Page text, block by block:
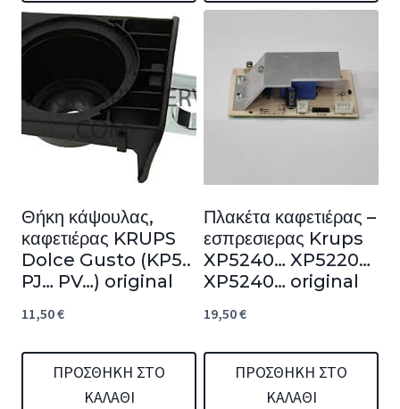
Θήκη κάψουλας,
καφετιέρας KRUPS
Dolce Gusto (KP5..
PJ… PV…) original
11,50€
ΠΡΟΣΘΉΚΗ ΣΤΟ
ΚΑΛΆΘΙ
Πλακέτα καφετιέρας –
εσπρεσιερας Krups
XP5240… XP5220…
XP5240… original
19,50€
ΠΡΟΣΘΉΚΗ ΣΤΟ
ΚΑΛΆΘΙ